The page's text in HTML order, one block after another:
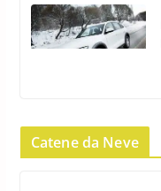
Yokohama
invernali SUV
Catene da Neve